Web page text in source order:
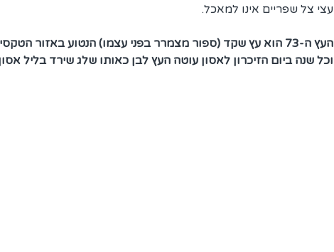
עצי צל שפריים אינו למאכל.
העץ ה-73 הוא עץ שקד (ספור מצמרר בפני עצמו) הנטוע באזור הטקסים והזיכרון.
וכל שנה ביום הזיכרון לאסון עוטה העץ לבן כאותו שלג שירד בליל